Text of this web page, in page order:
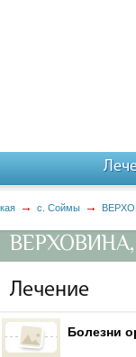
с. Соймы
ВЕРХОВИНА,
Лечение
Болезни